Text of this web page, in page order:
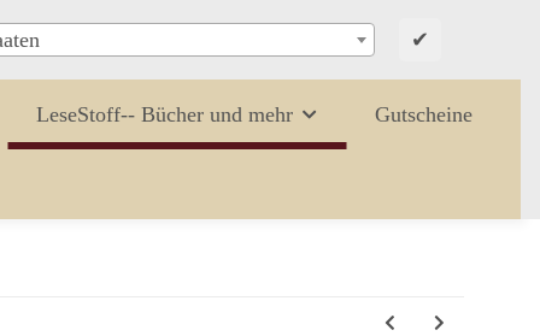
✔
LeseStoff-- Bücher und mehr Gutscheine